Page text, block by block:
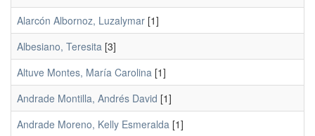
Alarcón Albornoz, Luzalymar [1]
Albesiano, Teresita [3]
Altuve Montes, María Carolina [1]
Andrade Montilla, Andrés David [1]
Andrade Moreno, Kelly Esmeralda [1]